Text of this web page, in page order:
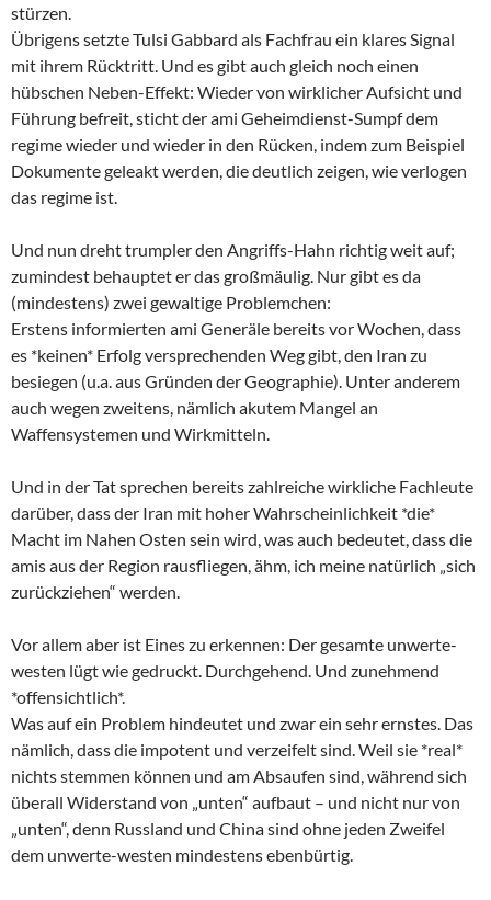
stürzen.
Übrigens setzte Tulsi Gabbard als Fachfrau ein klares Signal
mit ihrem Rücktritt. Und es gibt auch gleich noch einen
hübschen Neben-Effekt: Wieder von wirklicher Aufsicht und
Führung befreit, sticht der ami Geheimdienst-Sumpf dem
regime wieder und wieder in den Rücken, indem zum Beispiel
Dokumente geleakt werden, die deutlich zeigen, wie verlogen
das regime ist.
Und nun dreht trumpler den Angriffs-Hahn richtig weit auf;
zumindest behauptet er das großmäulig. Nur gibt es da
(mindestens) zwei gewaltige Problemchen:
Erstens informierten ami Generäle bereits vor Wochen, dass
es *keinen* Erfolg versprechenden Weg gibt, den Iran zu
besiegen (u.a. aus Gründen der Geographie). Unter anderem
auch wegen zweitens, nämlich akutem Mangel an
Waffensystemen und Wirkmitteln.
Und in der Tat sprechen bereits zahlreiche wirkliche Fachleute
darüber, dass der Iran mit hoher Wahrscheinlichkeit *die*
Macht im Nahen Osten sein wird, was auch bedeutet, dass die
amis aus der Region rausfliegen, ähm, ich meine natürlich „sich
zurückziehen“ werden.
Vor allem aber ist Eines zu erkennen: Der gesamte unwerte-
westen lügt wie gedruckt. Durchgehend. Und zunehmend
*offensichtlich*.
Was auf ein Problem hindeutet und zwar ein sehr ernstes. Das
nämlich, dass die impotent und verzeifelt sind. Weil sie *real*
nichts stemmen können und am Absaufen sind, während sich
überall Widerstand von „unten“ aufbaut – und nicht nur von
„unten“, denn Russland und China sind ohne jeden Zweifel
dem unwerte-westen mindestens ebenbürtig.